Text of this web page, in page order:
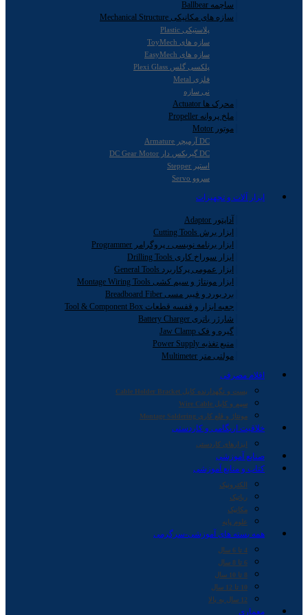
ساچمه Ballbear
سازه های مکانیکی Mechanical Structure
پلاستیکی Plastic
سازه های ToyMech
سازه های EasyMech
پلکسی گلس Plexi Glass
فلزی Metal
نی سازه
محرک ها Actuator
ملخ پروانه Propeller
موتور Motor
DC آرمیچر Armature
DC گیربکس دار DC Gear Motor
استپر Stepper
سروو Servo
ابزار آلات و تجهیزات
آداپتور Adaptor
ابزار برش Cutting Tools
ابزار برنامه نویسی ، پروگرامر Programmer
ابزار سوراخ کاری Drilling Tools
ابزار عمومی پرکاربرد General Tools
ابزار مونتاژ و سیم کشی Montage Wiring Tools
برد بورد و فیبر مسی Breadboard Fiber
جعبه ابزار و قفسه قطعات Tool & Component Box
شارژر باتری Battery Charger
گیره و فک Jaw Clamp
منبع تغذیه Power Supply
مولتی متر Multimeter
اقلام مصرفی
بست و نگهدارنده کابل Cable Holder Bracket
سیم و کابل Wire Cable
مونتاژ و قلع کاری Montage Soldering
خلاقیت اریگامی و کاردستی
ابزارهای کاردستی
صنایع آموزشی
کتاب و منابع آموزشی
الکترونیک
رباتیک
مکانیک
علوم پایه
همه بسته های آموزشی-سرگرمی
4 تا 6 سال
6 تا 8 سال
8 تا 10 سال
10 تا 12 سال
12 سال به بالا
معماری